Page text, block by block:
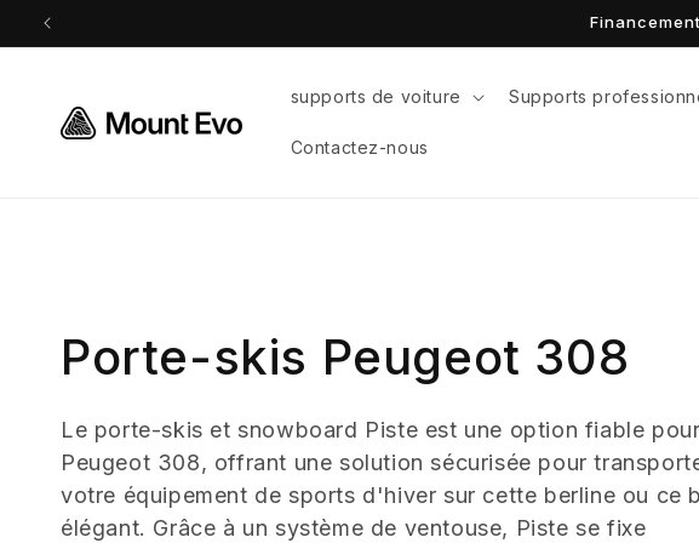
passer
au
supports de voiture Supports
Contactez-nous
C
o
l
Porte-skis Peugeot 308
Le porte-skis et snowboard Piste est une option fiable
Peugeot 308, offrant une solution sécurisée pour
votre équipement de sports d'hiver sur cette berline ou ce
élégant. Grâce à un système de ventouse, Piste se fixe